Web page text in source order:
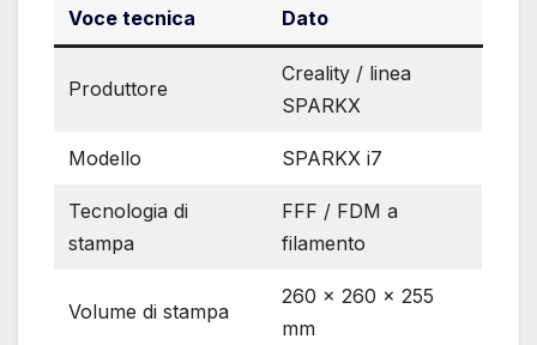
Voce tecnica Dato
Produttore
Creality / linea
SPARKX
Modello SPARKX i7
Tecnologia di
stampa
FFF / FDM a
filamento
Volume di stampa
260 × 260 × 255
mm